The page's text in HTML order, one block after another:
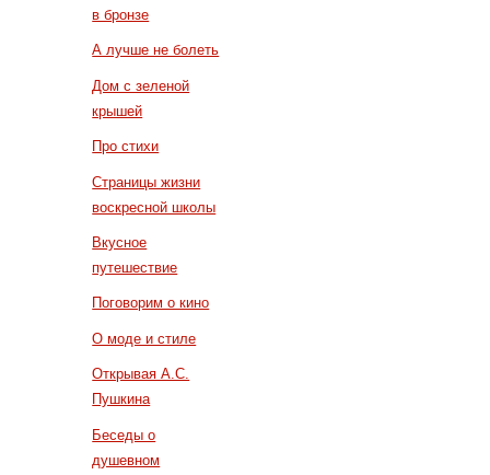
в бронзе
А лучше не болеть
Дом с зеленой
крышей
Про стихи
Страницы жизни
воскресной школы
Вкусное
путешествие
Поговорим о кино
О моде и стиле
Открывая А.С.
Пушкина
Беседы о
душевном